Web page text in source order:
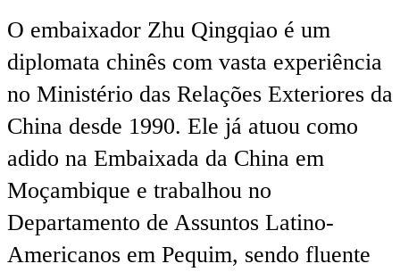
O embaixador Zhu Qingqiao é um
diplomata chinês com vasta experiência
no Ministério das Relações Exteriores da
China desde 1990. Ele já atuou como
adido na Embaixada da China em
Moçambique e trabalhou no
Departamento de Assuntos Latino-
Americanos em Pequim, sendo fluente